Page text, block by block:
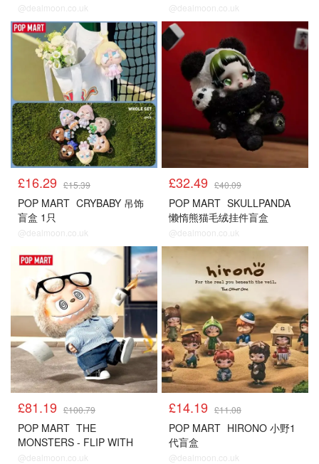
@dealmoon.co.uk @dealmoon.co.uk
£16.29 £15.39
POP MART CRYBABY 吊饰
盲盒 1只
@dealmoon.co.uk
£32.49 £40.09
POP MART SKULLPANDA
懒惰熊猫毛绒挂件盲盒
@dealmoon.co.uk
£81.19 £100.79
POP MART THE
MONSTERS - FLIP WITH
ME 搪胶毛绒公仔
@dealmoon.co.uk
£14.19 £11.08
POP MART HIRONO 小野1
代盲盒
@dealmoon.co.uk